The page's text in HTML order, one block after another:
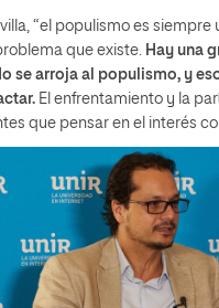
“el populismo es siempre
que existe. Hay una
se arroja al populismo, y
El enfrentamiento y la
que pensar en el interés